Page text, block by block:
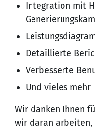
Integration mit
Detaillierte
Verbesserte
Und vieles mehr
Wir danken Ihnen
wir daran arbeiten,